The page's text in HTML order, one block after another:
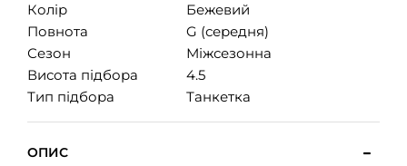
Колір
Бежевий
Повнота
G (середня)
Сезон
Міжсезонна
Висота підбора
4.5
Тип підбора
Танкетка
ОПИС